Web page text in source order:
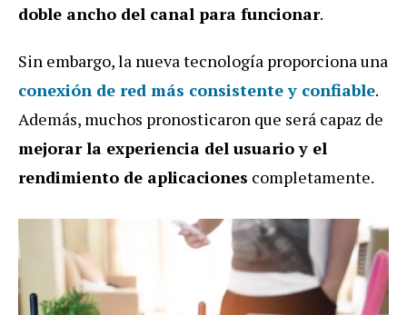
doble ancho del canal para funcionar.
Sin embargo, la nueva tecnología proporciona una
conexión de red más consistente y confiable.
Además, muchos pronosticaron que será capaz de
mejorar la experiencia del usuario y el
rendimiento de aplicaciones completamente.